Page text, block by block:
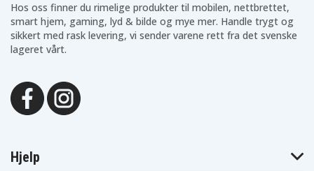
Hos oss finner du rimelige produkter til mobilen, nettbrettet,
smart hjem, gaming, lyd & bilde og mye mer. Handle trygt og
sikkert med rask levering, vi sender varene rett fra det svenske
lageret vårt.
Hjelp